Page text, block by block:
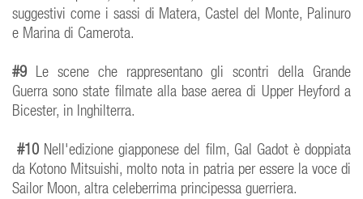
suggestivi come i sassi di Matera, Castel del Monte, Palinuro
e Marina di Camerota.
#9
Le scene che rappresentano gli scontri della Grande
Guerra sono state filmate alla base aerea di Upper Heyford a
Bicester, in Inghilterra.
#10 Nell'edizione giapponese del film, Gal Gadot è doppiata
da Kotono Mitsuishi, molto nota in patria per essere la voce di
Sailor Moon, altra celeberrima principessa guerriera.